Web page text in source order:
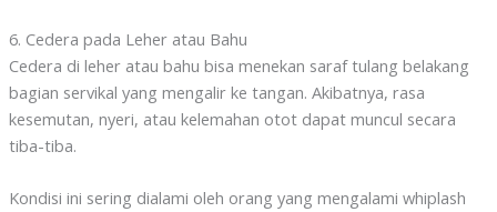
6. Cedera pada Leher atau Bahu
Cedera di leher atau bahu bisa menekan saraf tulang belakang
bagian servikal yang mengalir ke tangan. Akibatnya, rasa
kesemutan, nyeri, atau kelemahan otot dapat muncul secara
tiba-tiba.
Kondisi ini sering dialami oleh orang yang mengalami whiplash